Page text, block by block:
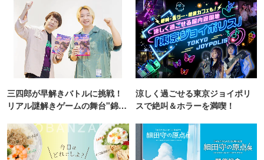
三四郎が早解きバトルに挑戦！
リアル謎解きゲームの舞台"錦糸
涼しく過ごせる東京ジョイポリ
スで絶叫＆ホラーを満喫！